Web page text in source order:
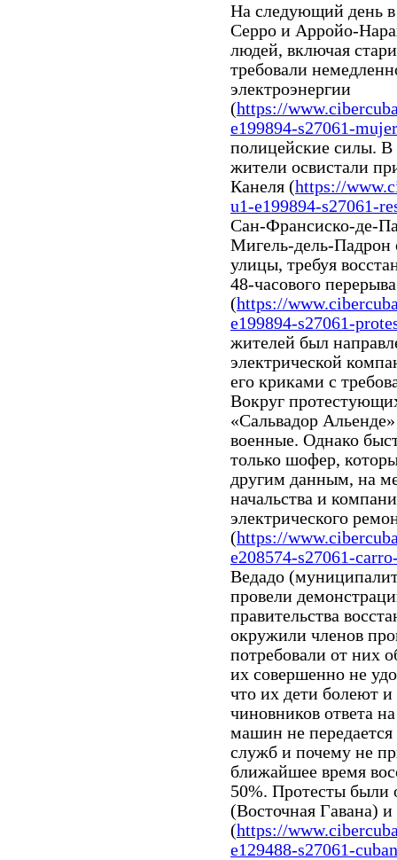
На следующий день в
Серро и Арройо-
людей, включая
требовали
электроэнергии
(https://
e199894-s27061-
полицейские силы.
жители освистали
Канеля (https://
u1-e199894-s27061-
Сан-Франсиско-де-
Мигель-дель-Падрон
улицы, требуя
48-часового перерыва
(https://
e199894-s27061-
жителей был
электрической
его криками с
Вокруг
«Сальвадор
военные. Однако
только шофер,
другим данным, на
начальства и
электрического
(https://
e208574-s27061-
Ведадо
провели
правительства
окружили членов
потребовали от них
их совершенно не
что их дети болеют
чиновников ответа
машин не
служб и почему не
ближайшее время
50%. Протесты были
(Восточная Гавана)
(https://
e129488-s27061-